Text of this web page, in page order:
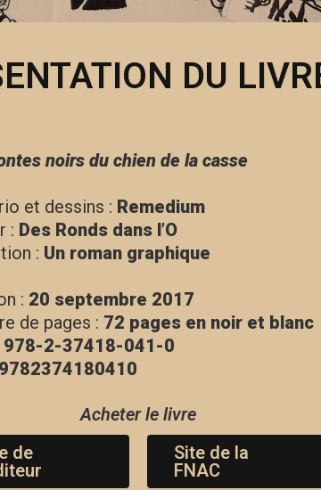
DU
noirs du chien de la casse
et dessins : Remedium
: Des Ronds dans l’O
: Un roman graphique
: 20 septembre 2017
de pages : 72 pages en noir et blanc
978-2-37418-041-0
9782374180410
Acheter le livre
de
Site de la
FNAC